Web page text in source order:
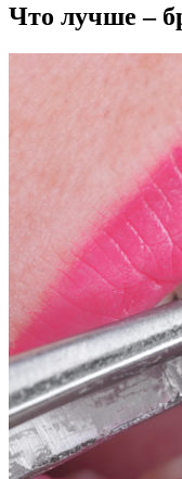
Что лучше –